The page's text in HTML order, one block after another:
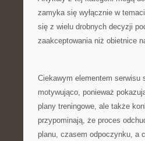
zamyka się wyłącznie w
się z wielu drobnych decyzji
zaakceptowania niż obietnice
Ciekawym elementem serwisu
motywująco, ponieważ
plany treningowe, ale także
przypominają, że proces
planu, czasem odpoczynku, a